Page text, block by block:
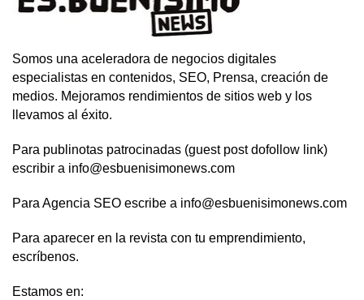
Somos una aceleradora de negocios digitales
especialistas en contenidos, SEO, Prensa, creación de
medios. Mejoramos rendimientos de sitios web y los
llevamos al éxito.
Para publinotas patrocinadas (guest post dofollow link)
escribir a info@esbuenisimonews.com
Para Agencia SEO escribe a info@esbuenisimonews.com
Para aparecer en la revista con tu emprendimiento,
escríbenos.
Estamos en: